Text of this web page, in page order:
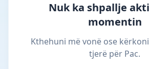
Nuk ka shpallje
momentin
Kthehuni më vonë ose
tjerë për Pac.